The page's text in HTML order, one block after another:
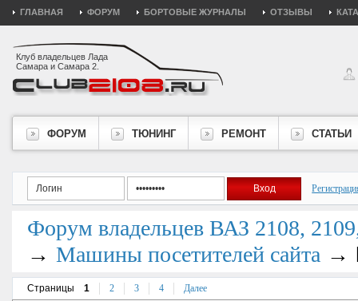
ГЛАВНАЯ ФОРУМ БОРТОВЫЕ ЖУРНАЛЫ ОТЗЫВЫ
Клуб владельцев Лада
Самара и Самара 2.
ФОРУМ ТЮНИНГ РЕМОНТ СТАТЬИ
Форум владельцев ВАЗ 2108,
→ Машины посетителей сайта →
Страницы 1 2 3 4 Далее